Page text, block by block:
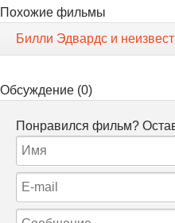
Похожие фильмы
Билли Эдвардс и
Обсуждение (0)
Понравился фильм?